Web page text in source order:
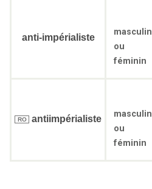
anti-impérialiste
masculin
ou
féminin
RO antiimpérialiste
masculin
ou
féminin